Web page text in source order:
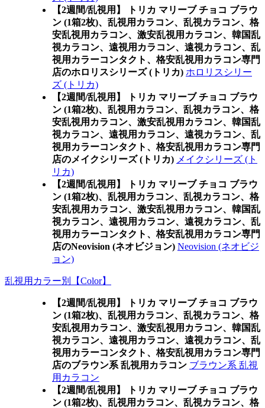
【2週間/乱視用】 トリカ マリーブ チョコ ブラウ
ン (1箱2枚)、乱視用カラコン、乱視カラコン、格
安乱視用カラコン、激安乱視用カラコン、韓国乱
視カラコン、遠視用カラコン、遠視カラコン、乱
視用カラーコンタクト、格安乱視用カラコン専門
店のホロリスシリーズ (トリカ) ホロリスシリー
ズ (トリカ)
【2週間/乱視用】 トリカ マリーブ チョコ ブラウ
ン (1箱2枚)、乱視用カラコン、乱視カラコン、格
安乱視用カラコン、激安乱視用カラコン、韓国乱
視カラコン、遠視用カラコン、遠視カラコン、乱
視用カラーコンタクト、格安乱視用カラコン専門
店のメイクシリーズ (トリカ) メイクシリーズ (ト
リカ)
【2週間/乱視用】 トリカ マリーブ チョコ ブラウ
ン (1箱2枚)、乱視用カラコン、乱視カラコン、格
安乱視用カラコン、激安乱視用カラコン、韓国乱
視カラコン、遠視用カラコン、遠視カラコン、乱
視用カラーコンタクト、格安乱視用カラコン専門
店のNeovision (ネオビジョン) Neovision (ネオビジ
ョン)
乱視用カラー別【Color】
【2週間/乱視用】 トリカ マリーブ チョコ ブラウ
ン (1箱2枚)、乱視用カラコン、乱視カラコン、格
安乱視用カラコン、激安乱視用カラコン、韓国乱
視カラコン、遠視用カラコン、遠視カラコン、乱
視用カラーコンタクト、格安乱視用カラコン専門
店のブラウン系 乱視用カラコン ブラウン系 乱視
用カラコン
【2週間/乱視用】 トリカ マリーブ チョコ ブラウ
ン (1箱2枚)、乱視用カラコン、乱視カラコン、格